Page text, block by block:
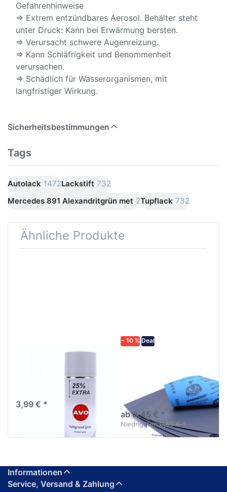
Gefahrenhinweise
⇒ Extrem entzündbares Aerosol. Behälter steht
unter Druck: Kann bei Erwärmung bersten.
⇒ Verursacht schwere Augenreizung.
⇒ Kann Schläfrigkeit und Benommenheit
verursachen.
⇒ Schädlich für Wasserorganismen, mit
langfristiger Wirkung.
Sicherheitsbestimmungen
Tags
Autolack 1472Lackstift 732
Mercedes 891 Alexandritgrün met 2Tupflack 732
Ähnliche Produkte
3,99 € *
− 10 % Deal
diversen Körnungen
Nass-Schleifpapier zur nass
und trocken anwendung
ab 0,45 € *
Niedrigster:0,50 € *
Informationen
Service, Versand & Zahlung